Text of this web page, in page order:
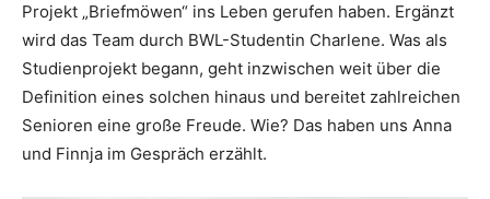
Projekt „Briefmöwen“ ins Leben gerufen haben. Ergänzt
wird das Team durch BWL-Studentin Charlene. Was als
Studienprojekt begann, geht inzwischen weit über die
Definition eines solchen hinaus und bereitet zahlreichen
Senioren eine große Freude. Wie? Das haben uns Anna
und Finnja im Gespräch erzählt.